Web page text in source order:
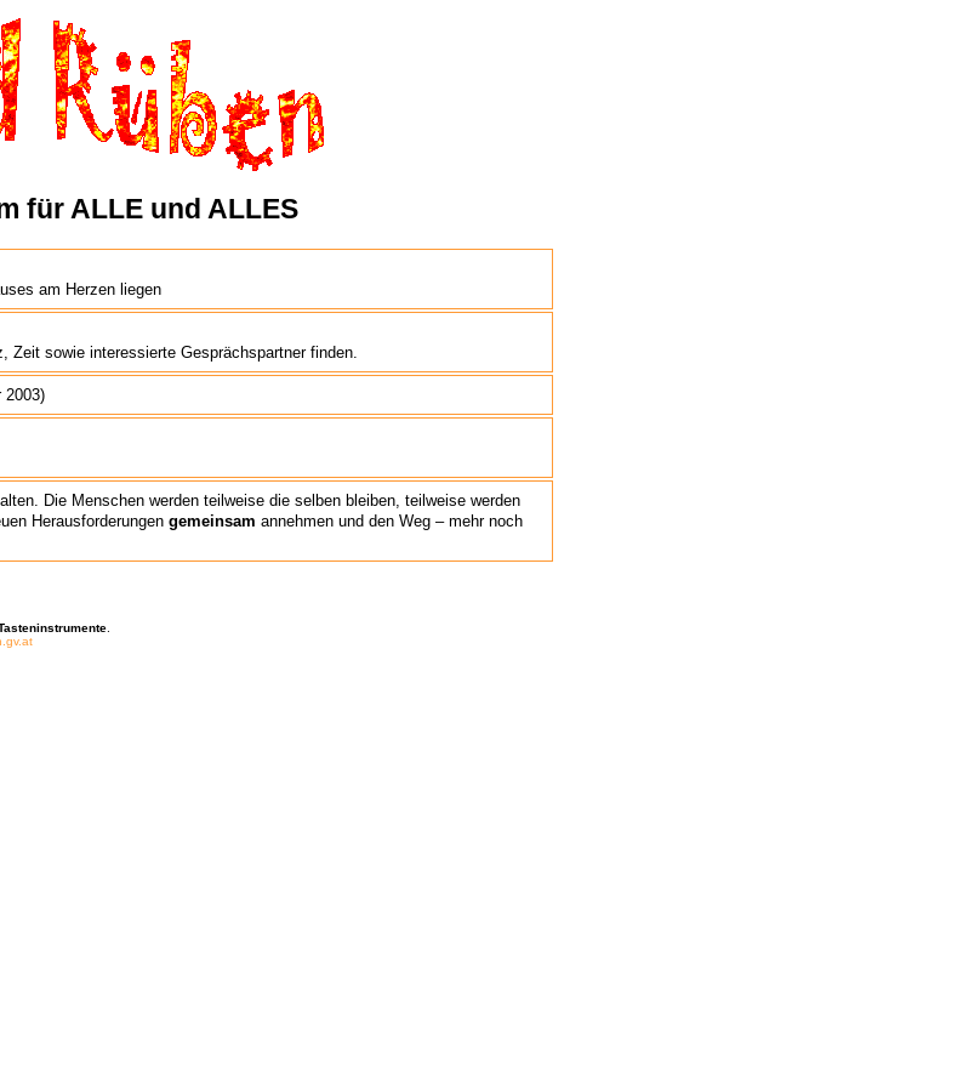
für ALLE und ALLES
am Herzen liegen
sowie interessierte Gesprächspartner finden.
2003)
Die Menschen werden teilweise die selben bleiben, teilweise werden
Herausforderungen gemeinsam annehmen und den Weg – mehr noch
.